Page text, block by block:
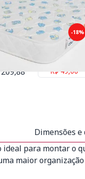
-18%
de Espuma Plummi
70cmx1,30mx10cm D18
258,88
Economize
R$ 49,00
Dimensões e
ideal para montar o
maior